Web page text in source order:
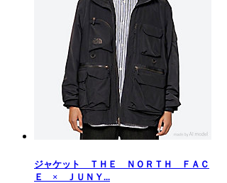
ジャケット ＴＨＥ ＮＯＲＴＨ ＦＡＣ
Ｅ × ＪＵＮＹ...